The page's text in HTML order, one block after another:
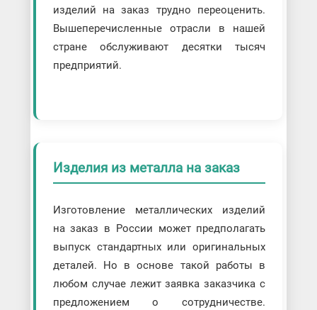
изделий на заказ трудно переоценить.
Вышеперечисленные отрасли в нашей
стране обслуживают десятки тысяч
предприятий.
Изделия из металла на заказ
Изготовление металлических изделий
на заказ в России может предполагать
выпуск стандартных или оригинальных
деталей. Но в основе такой работы в
любом случае лежит заявка заказчика с
предложением о сотрудничестве.